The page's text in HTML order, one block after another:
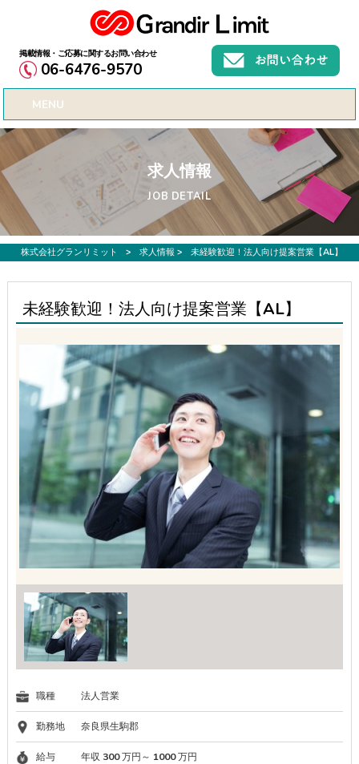
06-6476-9570
MENU
求人情報
JOB DETAIL
株式会社グランリミット > 求人情報 > 未経験歓迎！法人向け提案営業【AL】
未経験歓迎！法人向け提案営業【AL】
職種 法人営業
勤務地 奈良県生駒郡
給与 年収 300 万円～ 1000 万円